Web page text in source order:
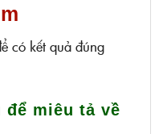
có kết quả đúng
để miêu tả về